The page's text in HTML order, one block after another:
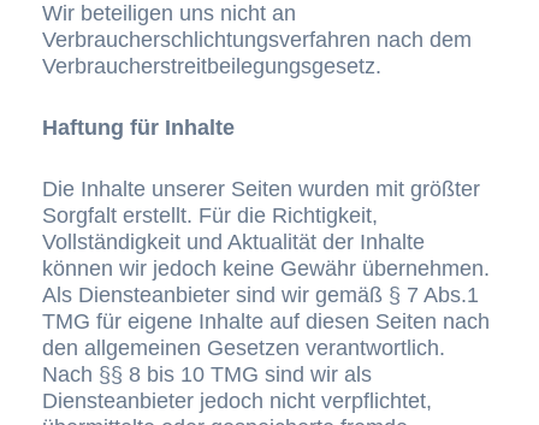
Wir beteiligen uns nicht an
Verbraucherschlichtungsverfahren nach dem
Verbraucherstreitbeilegungsgesetz.
Haftung für Inhalte
Die Inhalte unserer Seiten wurden mit größter
Sorgfalt erstellt. Für die Richtigkeit,
Vollständigkeit und Aktualität der Inhalte
können wir jedoch keine Gewähr übernehmen.
Als Diensteanbieter sind wir gemäß § 7 Abs.1
TMG für eigene Inhalte auf diesen Seiten nach
den allgemeinen Gesetzen verantwortlich.
Nach §§ 8 bis 10 TMG sind wir als
Diensteanbieter jedoch nicht verpflichtet,